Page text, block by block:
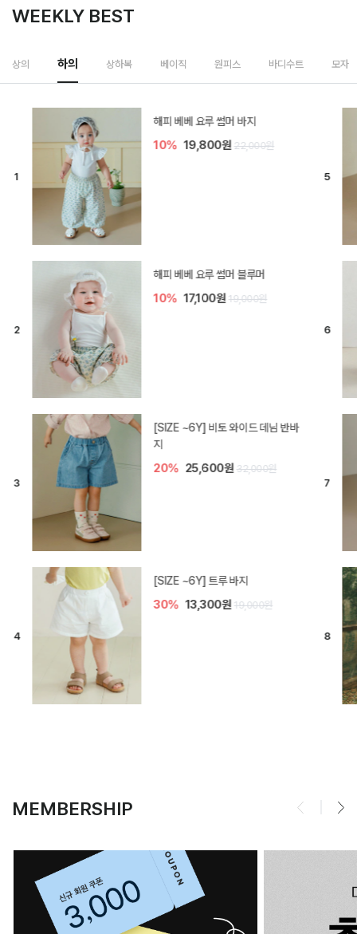
WEEKLY BEST
상의 하의 상하복 베이직 원피스 바디수트 모자
[SIZE ~6Y] 델린 린넨 바지
10% 21,600원 24,000원
듀이 아기 바지
10% 17,100원 19,000원
[SIZE ~6Y] 라핀 카프리 팬츠
30%
엘로디 니트 아기 바지
20% 16,000원 20,000원
MEMBERSHIP